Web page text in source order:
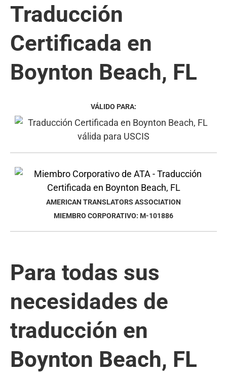
Traducción
Certificada en
Boynton Beach, FL
VÁLIDO PARA:
AMERICAN TRANSLATORS ASSOCIATION
MIEMBRO CORPORATIVO: M-101886
Para todas sus
necesidades de
traducción en
Boynton Beach, FL